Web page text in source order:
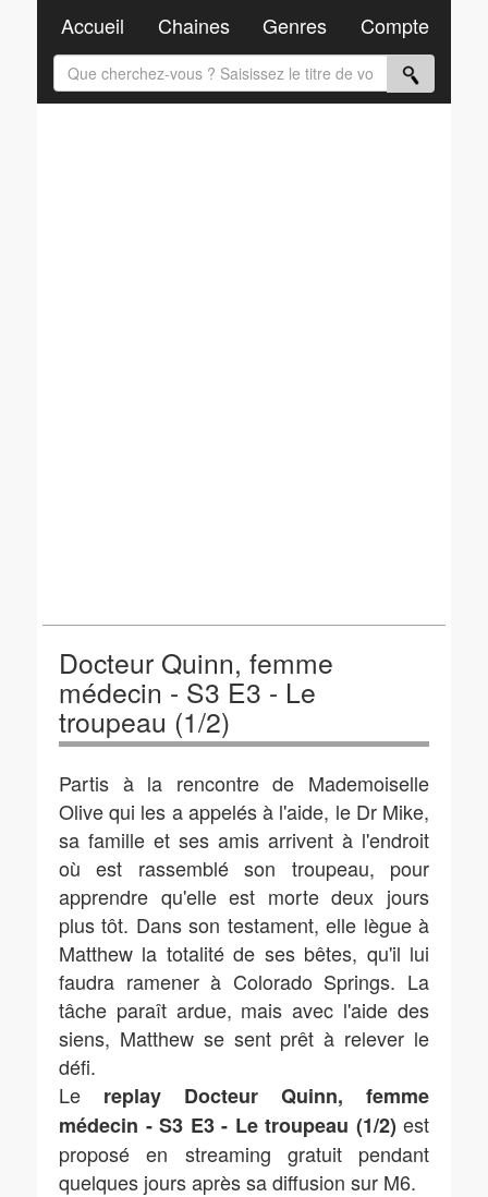
Docteur Quinn, femme
médecin - S3 E3 - Le
troupeau (1/2)
Partis à la rencontre de Mademoiselle
Olive qui les a appelés à l'aide, le Dr Mike,
sa famille et ses amis arrivent à l'endroit
où est rassemblé son troupeau, pour
apprendre qu'elle est morte deux jours
plus tôt. Dans son testament, elle lègue à
Matthew la totalité de ses bêtes, qu'il lui
faudra ramener à Colorado Springs. La
tâche paraît ardue, mais avec l'aide des
siens, Matthew se sent prêt à relever le
défi.
Le replay Docteur Quinn, femme
médecin - S3 E3 - Le troupeau (1/2) est
proposé en streaming gratuit pendant
quelques jours après sa diffusion sur M6.
Accueil Chaines Genres Compte